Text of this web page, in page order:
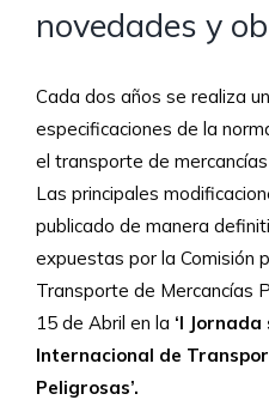
novedades y
Cada dos años se realiza
especificaciones de la
el transporte de
Las principales
publicado de manera
expuestas por la Comisión
Transporte de Mercancías
15 de Abril en la ‘I
Internacional de
Peligrosas’.